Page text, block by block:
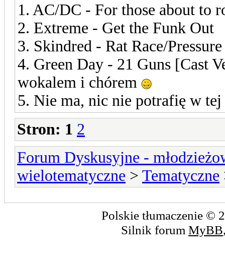
1. AC/DC - For those about to
2. Extreme - Get the Funk Out
3. Skindred - Rat Race/
4. Green Day - 21 Guns [Cast
wokalem i chórem
5. Nie ma, nic nie potrafię w
Stron: 1 2
Forum Dyskusyjne -
wielotematyczne > Tematyczne
Polskie tłumaczenie ©
Silnik forum MyBB